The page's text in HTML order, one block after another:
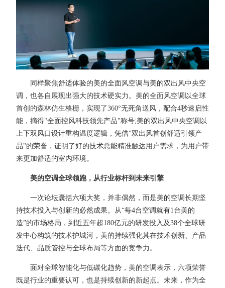
同样聚焦舒适体验的美的全面风空调与美的双出风中央空
调，也各自展现出强大的技术硬实力。美的全面风空调以全球
首创的森林仿生格栅，实现了360°无死角送风，配合4秒速启性
能，摘得"全面控风科技领先产品"称号;美的双出风中央空调以
上下双风口设计重构温度逻辑，凭借"双出风首创舒适引领产
品"的荣誉，证明了好的技术总能精准触达用户需求，为用户带
来更加舒适的室内环境。
美的空调全球领跑，从行业标杆到未来引擎
一次论坛囊括六项大奖，并非偶然，而是美的空调长期坚
持技术投入与创新的必然成果。从“每4台空调就有1台美的
造”的市场格局，到近五年超180亿元的研发投入及38个全球研
发中心构筑的技术护城河，美的持续强化其在技术创新、产品
迭代、品质管控与全球布局等方面的竞争力。
面对全球智能化与低碳化趋势，美的空调表示，六项荣誉
既是行业的重要认可，也是持续创新的新起点。未来，作为全